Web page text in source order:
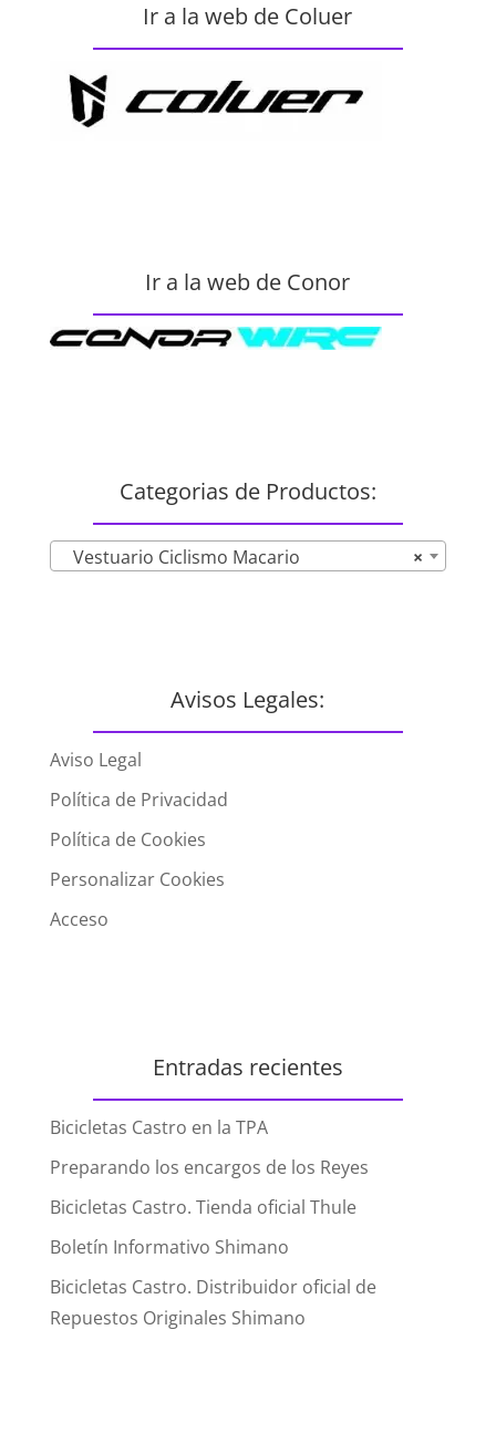
Ir a la web de Coluer
Ir a la web de Conor
Categorias de Productos:
×
Vestuario Ciclismo Macario
Avisos Legales:
Aviso Legal
Política de Privacidad
Política de Cookies
Personalizar Cookies
Acceso
Entradas recientes
Bicicletas Castro en la TPA
Preparando los encargos de los Reyes
Bicicletas Castro. Tienda oficial Thule
Boletín Informativo Shimano
Bicicletas Castro. Distribuidor oficial de
Repuestos Originales Shimano